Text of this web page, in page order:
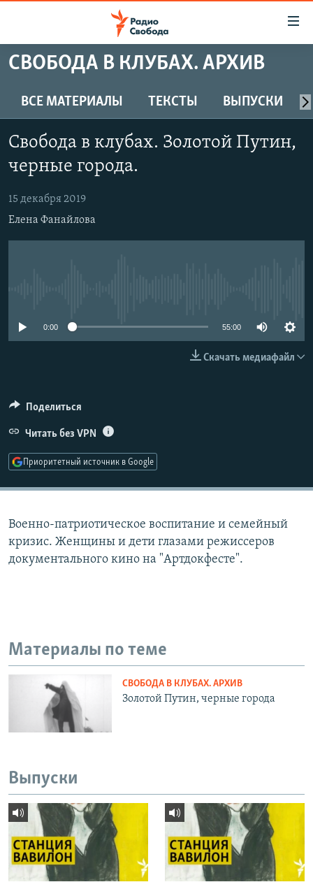
упрощенного
Вернуться
к
основному
Вернутся
главной
навигации
Вернутся
ПРОГРАММЫ
ПОДКАСТЫ
ЦИТАТЫ СВОБОДЫ
МНЕНИЯ
КУЛЬТУРА
IDEL.РЕАЛИИ
РАСПИСАНИЕ ВЕЩАНИЯ
СВОБОДА В КЛУБАХ. АРХИВ
ВСЕ МАТЕРИАЛЫ ТЕКСТЫ ВЫПУСКИ
Свобода в клубах. Золотой Путин,
черные города.
15 декабря 2019
Елена Фанайлова
0:00 55:00
Скачать медиафайл
Поделиться
Читать без VPN
Приоритетный источник в Google
Военно-патриотическое воспитание и семейный
кризис. Женщины и дети глазами режиссеров
документального кино на "Артдокфесте".
Материалы по теме
СВОБОДА В КЛУБАХ. АРХИВ
Золотой Путин, черные города
Выпуски